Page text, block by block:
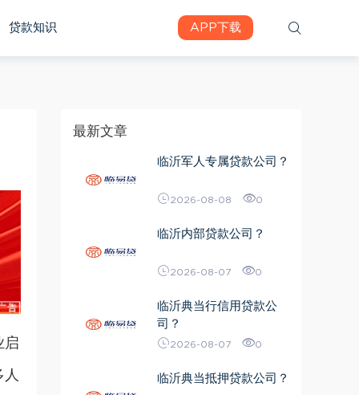
贷款知识 APP下载
启
人
最新文章
临沂军人专属贷款公司？
2026-08-08 0
临沂内部贷款公司？
2026-08-07 0
临沂典当行信用贷款公
司？
2026-08-07 0
临沂典当抵押贷款公司？